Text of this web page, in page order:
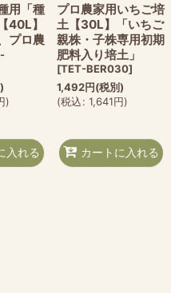
用「種
40L】
プロ農
)
入れる
プロ農家用いちご培
土【30L】「いちご
親株・子株専用初期
肥料入り培土」
[TET-BER030]
1,492円(税別)
(税込: 1,641円)
カートに入れる